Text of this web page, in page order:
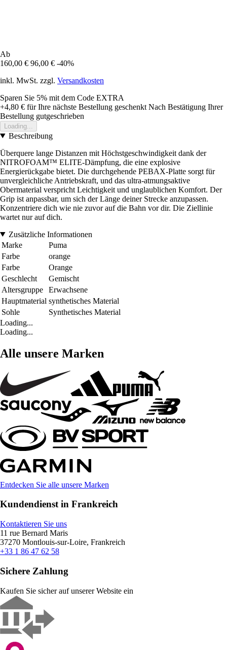
Ab
160,00 € 96,00 € -40%
inkl. MwSt. zzgl. Versandkosten
Sparen Sie 5% mit dem Code EXTRA
+4,80 € für Ihre nächste Bestellung geschenkt Nach Bestätigung Ihrer
Bestellung gutgeschrieben
Loading...
Beschreibung
Überquere lange Distanzen mit Höchstgeschwindigkeit dank der
NITROFOAM™ ELITE-Dämpfung, die eine explosive
Energierückgabe bietet. Die durchgehende PEBAX-Platte sorgt für
unvergleichliche Antriebskraft, und das ultra-atmungsaktive
Obermaterial verspricht Leichtigkeit und unglaublichen Komfort. Der
Grip ist anpassbar, um sich der Länge deiner Strecke anzupassen.
Konzentriere dich wie nie zuvor auf die Bahn vor dir. Die Ziellinie
wartet nur auf dich.
Zusätzliche Informationen
Marke
Puma
Farbe
orange
Farbe
Orange
Geschlecht
Gemischt
Altersgruppe
Erwachsene
Hauptmaterial synthetisches Material
Sohle
Synthetisches Material
Loading...
Loading...
Alle unsere Marken
Entdecken Sie alle unsere Marken
Kundendienst in Frankreich
Kontaktieren Sie uns
11 rue Bernard Maris
37270 Montlouis-sur-Loire, Frankreich
+33 1 86 47 62 58
Sichere Zahlung
Kaufen Sie sicher auf unserer Website ein